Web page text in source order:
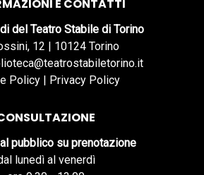
E CONTATTI
del Teatro Stabile di Torino
12 | 10124 Torino
Policy | Privacy Policy
pubblico su prenotazione
lunedì al venerdì